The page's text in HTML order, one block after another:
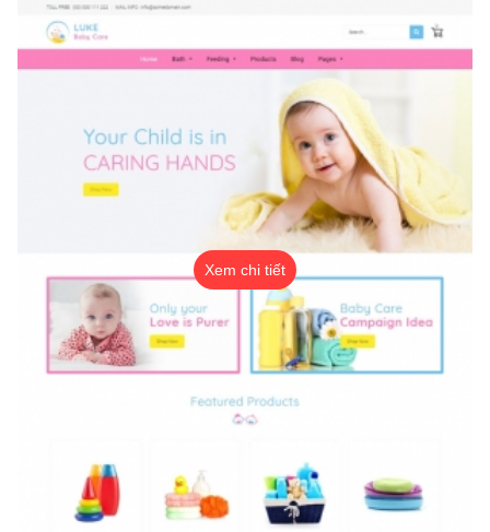
Xem chi tiết